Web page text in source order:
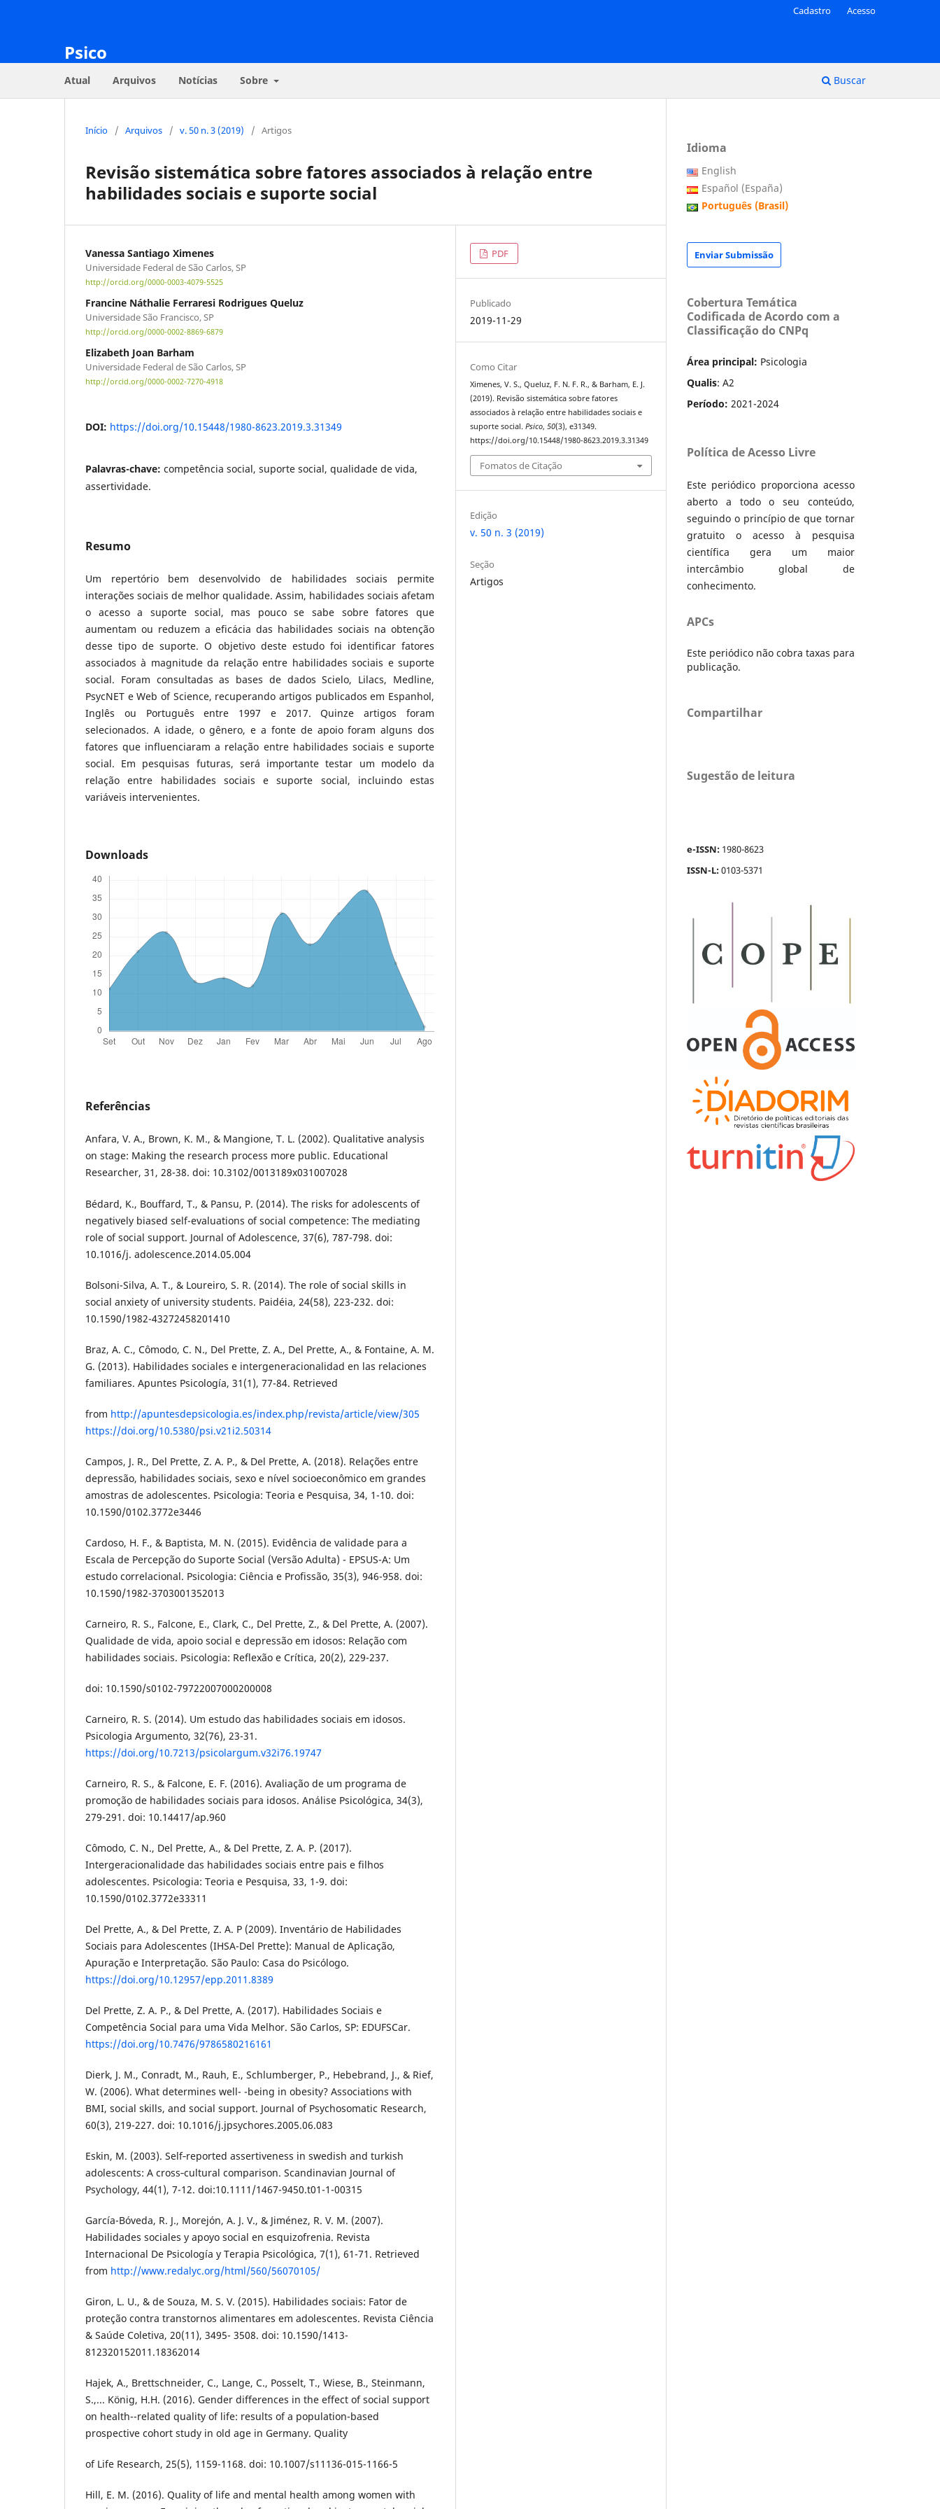
Psico
Atual Arquivos Notícias Sobre Buscar
Cadastro Acesso
Início / Arquivos / v. 50 n. 3 (2019) / Artigos
Revisão sistemática sobre fatores associados à relação entre
habilidades sociais e suporte social
Vanessa Santiago Ximenes
Universidade Federal de São Carlos, SP
http://orcid.org/0000-0003-4079-5525
Francine Náthalie Ferraresi Rodrigues Queluz
Universidade São Francisco, SP
http://orcid.org/0000-0002-8869-6879
Elizabeth Joan Barham
Universidade Federal de São Carlos, SP
http://orcid.org/0000-0002-7270-4918
DOI: https://doi.org/10.15448/1980-8623.2019.3.31349
Palavras-chave: competência social, suporte social, qualidade de vida,
assertividade.
Resumo
Um repertório bem desenvolvido de habilidades sociais permite
interações sociais de melhor qualidade. Assim, habilidades sociais afetam
o acesso a suporte social, mas pouco se sabe sobre fatores que
aumentam ou reduzem a eficácia das habilidades sociais na obtenção
desse tipo de suporte. O objetivo deste estudo foi identificar fatores
associados à magnitude da relação entre habilidades sociais e suporte
social. Foram consultadas as bases de dados Scielo, Lilacs, Medline,
PsycNET e Web of Science, recuperando artigos publicados em Espanhol,
Inglês ou Português entre 1997 e 2017. Quinze artigos foram
selecionados. A idade, o gênero, e a fonte de apoio foram alguns dos
fatores que influenciaram a relação entre habilidades sociais e suporte
social. Em pesquisas futuras, será importante testar um modelo da
relação entre habilidades sociais e suporte social, incluindo estas
variáveis intervenientes.
Downloads
Referências
Anfara, V. A., Brown, K. M., & Mangione, T. L. (2002). Qualitative analysis
on stage: Making the research process more public. Educational
Researcher, 31, 28-38. doi: 10.3102/0013189x031007028
Bédard, K., Bouffard, T., & Pansu, P. (2014). The risks for adolescents of
negatively biased self-evaluations of social competence: The mediating
role of social support. Journal of Adolescence, 37(6), 787-798. doi:
10.1016/j. adolescence.2014.05.004
Bolsoni-Silva, A. T., & Loureiro, S. R. (2014). The role of social skills in
social anxiety of university students. Paidéia, 24(58), 223-232. doi:
10.1590/1982-43272458201410
Braz, A. C., Cômodo, C. N., Del Prette, Z. A., Del Prette, A., & Fontaine, A. M.
G. (2013). Habilidades sociales e intergeneracionalidad en las relaciones
familiares. Apuntes Psicología, 31(1), 77-84. Retrieved
from http://apuntesdepsicologia.es/index.php/revista/article/view/305
https://doi.org/10.5380/psi.v21i2.50314
Campos, J. R., Del Prette, Z. A. P., & Del Prette, A. (2018). Relações entre
depressão, habilidades sociais, sexo e nível socioeconômico em grandes
amostras de adolescentes. Psicologia: Teoria e Pesquisa, 34, 1-10. doi:
10.1590/0102.3772e3446
Cardoso, H. F., & Baptista, M. N. (2015). Evidência de validade para a
Escala de Percepção do Suporte Social (Versão Adulta) - EPSUS-A: Um
estudo correlacional. Psicologia: Ciência e Profissão, 35(3), 946-958. doi:
10.1590/1982-3703001352013
Carneiro, R. S., Falcone, E., Clark, C., Del Prette, Z., & Del Prette, A. (2007).
Qualidade de vida, apoio social e depressão em idosos: Relação com
habilidades sociais. Psicologia: Reflexão e Crítica, 20(2), 229-237.
doi: 10.1590/s0102-79722007000200008
Carneiro, R. S. (2014). Um estudo das habilidades sociais em idosos.
Psicologia Argumento, 32(76), 23-31.
https://doi.org/10.7213/psicolargum.v32i76.19747
Carneiro, R. S., & Falcone, E. F. (2016). Avaliação de um programa de
promoção de habilidades sociais para idosos. Análise Psicológica, 34(3),
279-291. doi: 10.14417/ap.960
Cômodo, C. N., Del Prette, A., & Del Prette, Z. A. P. (2017).
Intergeracionalidade das habilidades sociais entre pais e filhos
adolescentes. Psicologia: Teoria e Pesquisa, 33, 1-9. doi:
10.1590/0102.3772e33311
Del Prette, A., & Del Prette, Z. A. P (2009). Inventário de Habilidades
Sociais para Adolescentes (IHSA-Del Prette): Manual de Aplicação,
Apuração e Interpretação. São Paulo: Casa do Psicólogo.
https://doi.org/10.12957/epp.2011.8389
Del Prette, Z. A. P., & Del Prette, A. (2017). Habilidades Sociais e
Competência Social para uma Vida Melhor. São Carlos, SP: EDUFSCar.
https://doi.org/10.7476/9786580216161
Dierk, J. M., Conradt, M., Rauh, E., Schlumberger, P., Hebebrand, J., & Rief,
W. (2006). What determines well- -being in obesity? Associations with
BMI, social skills, and social support. Journal of Psychosomatic Research,
60(3), 219-227. doi: 10.1016/j.jpsychores.2005.06.083
Eskin, M. (2003). Self‐reported assertiveness in swedish and turkish
adolescents: A cross‐cultural comparison. Scandinavian Journal of
Psychology, 44(1), 7-12. doi:10.1111/1467-9450.t01-1-00315
García-Bóveda, R. J., Morejón, A. J. V., & Jiménez, R. V. M. (2007).
Habilidades sociales y apoyo social en esquizofrenia. Revista
Internacional De Psicología y Terapia Psicológica, 7(1), 61-71. Retrieved
from http://www.redalyc.org/html/560/56070105/
Giron, L. U., & de Souza, M. S. V. (2015). Habilidades sociais: Fator de
proteção contra transtornos alimentares em adolescentes. Revista Ciência
& Saúde Coletiva, 20(11), 3495- 3508. doi: 10.1590/1413-
812320152011.18362014
Hajek, A., Brettschneider, C., Lange, C., Posselt, T., Wiese, B., Steinmann,
S.,... König, H.H. (2016). Gender differences in the effect of social support
on health--related quality of life: results of a population-based
prospective cohort study in old age in Germany. Quality
of Life Research, 25(5), 1159-1168. doi: 10.1007/s11136-015-1166-5
Hill, E. M. (2016). Quality of life and mental health among women with
PDF
Publicado
2019-11-29
Como Citar
Ximenes, V. S., Queluz, F. N. F. R., & Barham, E. J.
(2019). Revisão sistemática sobre fatores
associados à relação entre habilidades sociais e
suporte social.Psico,50(3), e31349.
https://doi.org/10.15448/1980-8623.2019.3.31349
Fomatos de Citação
Edição
v. 50 n. 3 (2019)
Seção
Artigos
Idioma
English
Español (España)
Português (Brasil)
Enviar Submissão
Cobertura Temática
Codificada de Acordo com a
Classificação do CNPq
Área principal: Psicologia
Qualis: A2
Período: 2021-2024
Política de Acesso Livre
Este periódico proporciona acesso
aberto a todo o seu conteúdo,
seguindo o princípio de que tornar
gratuito o acesso à pesquisa
científica gera um maior
intercâmbio global de
conhecimento.
APCs
Este periódico não cobra taxas para
publicação.
Compartilhar
Sugestão de leitura
e-ISSN: 1980-8623
ISSN-L:0103-5371